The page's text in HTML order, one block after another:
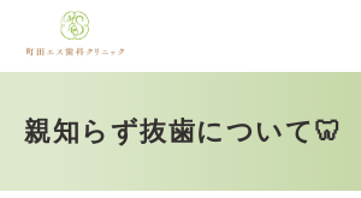
親知らず抜歯について🦷